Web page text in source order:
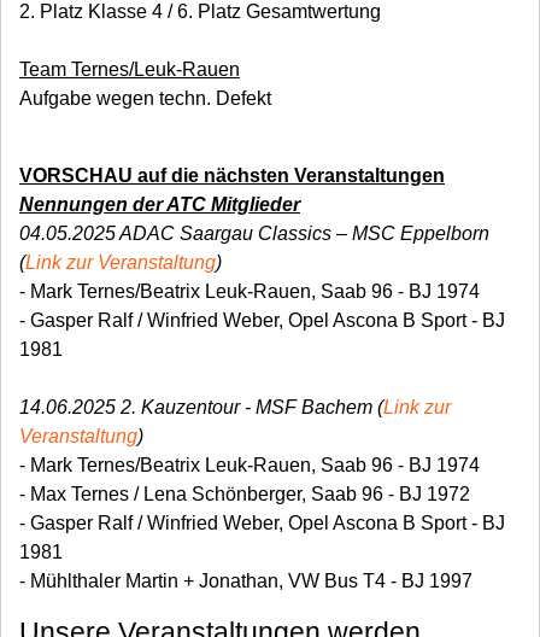
2. Platz Klasse 4 / 6. Platz Gesamtwertung
Team Ternes/Leuk-Rauen
Aufgabe wegen techn. Defekt
VORSCHAU auf die nächsten Veranstaltungen
Nennungen der ATC Mitglieder
04.05.2025 ADAC Saargau Classics – MSC Eppelborn
(Link zur Veranstaltung)
- Mark Ternes/Beatrix Leuk-Rauen, Saab 96 - BJ 1974
- Gasper Ralf / Winfried Weber, Opel Ascona B Sport - BJ
1981
14.06.2025 2. Kauzentour - MSF Bachem (Link zur
Veranstaltung)
- Mark Ternes/Beatrix Leuk-Rauen, Saab 96 - BJ 1974
- Max Ternes / Lena Schönberger, Saab 96 - BJ 1972
- Gasper Ralf / Winfried Weber, Opel Ascona B Sport - BJ
1981
- Mühlthaler Martin + Jonathan, VW Bus T4 - BJ 1997